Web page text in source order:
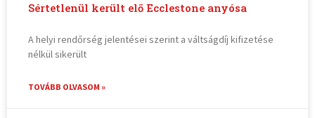
Sértetlenül került elő Ecclestone anyósa
A helyi rendőrség jelentései szerint a váltságdíj kifizetése
nélkül sikerült
TOVÁBB OLVASOM »